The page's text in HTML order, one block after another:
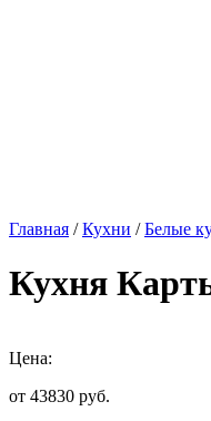
Главная /Кухни /Белые
Кухня
Цена:
от 43830 руб.